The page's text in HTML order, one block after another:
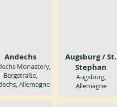
Andechs
Monastery,
Bergstraße,
Allemagne
Augsburg / St.
Stephan
Augsburg,
Allemagne